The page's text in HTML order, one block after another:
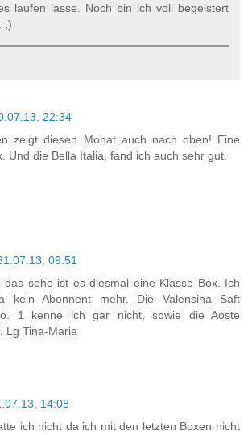
laufen lasse. Noch bin ich voll begeistert
;)
22:34
zeigt diesen Monat auch nach oben! Eine
Und die Bella Italia, fand ich auch sehr gut.
09:51
das sehe ist es diesmal eine Klasse Box. Ich
kein Abonnent mehr. Die Valensina Saft
1 kenne ich gar nicht, sowie die Aoste
Lg Tina-Maria
14:08
ich nicht da ich mit den letzten Boxen nicht